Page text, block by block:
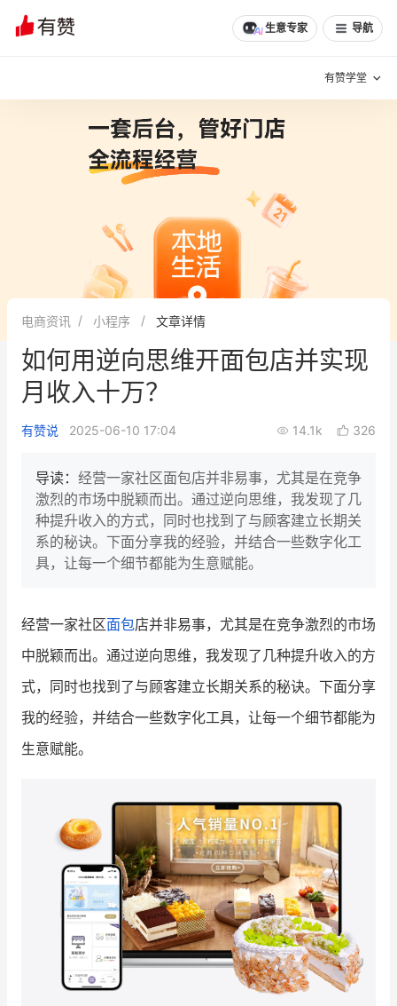
生意专家 导航
有赞学堂
增长方法
有赞专家说
新零售最佳实践
面对面聊增长
新零售大会
增长产品指南
智库 产品场景库
行业洞察
品牌消费观 行业报告
培训课程
增长俱乐部
增长俱乐部 有赞商盟
商家社区 社群交流
合作共进
文章 问诊 分享
电商资讯 小程序 文章详情
如何用逆向思维开面包店并实现
月收入十万？
有赞说 2025-06-10 17:04 14.1k 326
导读： 经营一家社区面包店并非易事，尤其是在竞争
激烈的市场中脱颖而出。通过逆向思维，我发现了几
种提升收入的方式，同时也找到了与顾客建立长期关
系的秘诀。下面分享我的经验，并结合一些数字化工
具，让每一个细节都能为生意赋能。
经营一家社区面包店并非易事，尤其是在竞争激烈的市场
中脱颖而出。通过逆向思维，我发现了几种提升收入的方
式，同时也找到了与顾客建立长期关系的秘诀。下面分享
我的经验，并结合一些数字化工具，让每一个细节都能为
生意赋能。